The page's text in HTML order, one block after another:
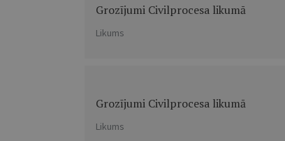
Grozījumi Civilprocesa likumā
Likums
Grozījumi Civilprocesa likumā
Likums